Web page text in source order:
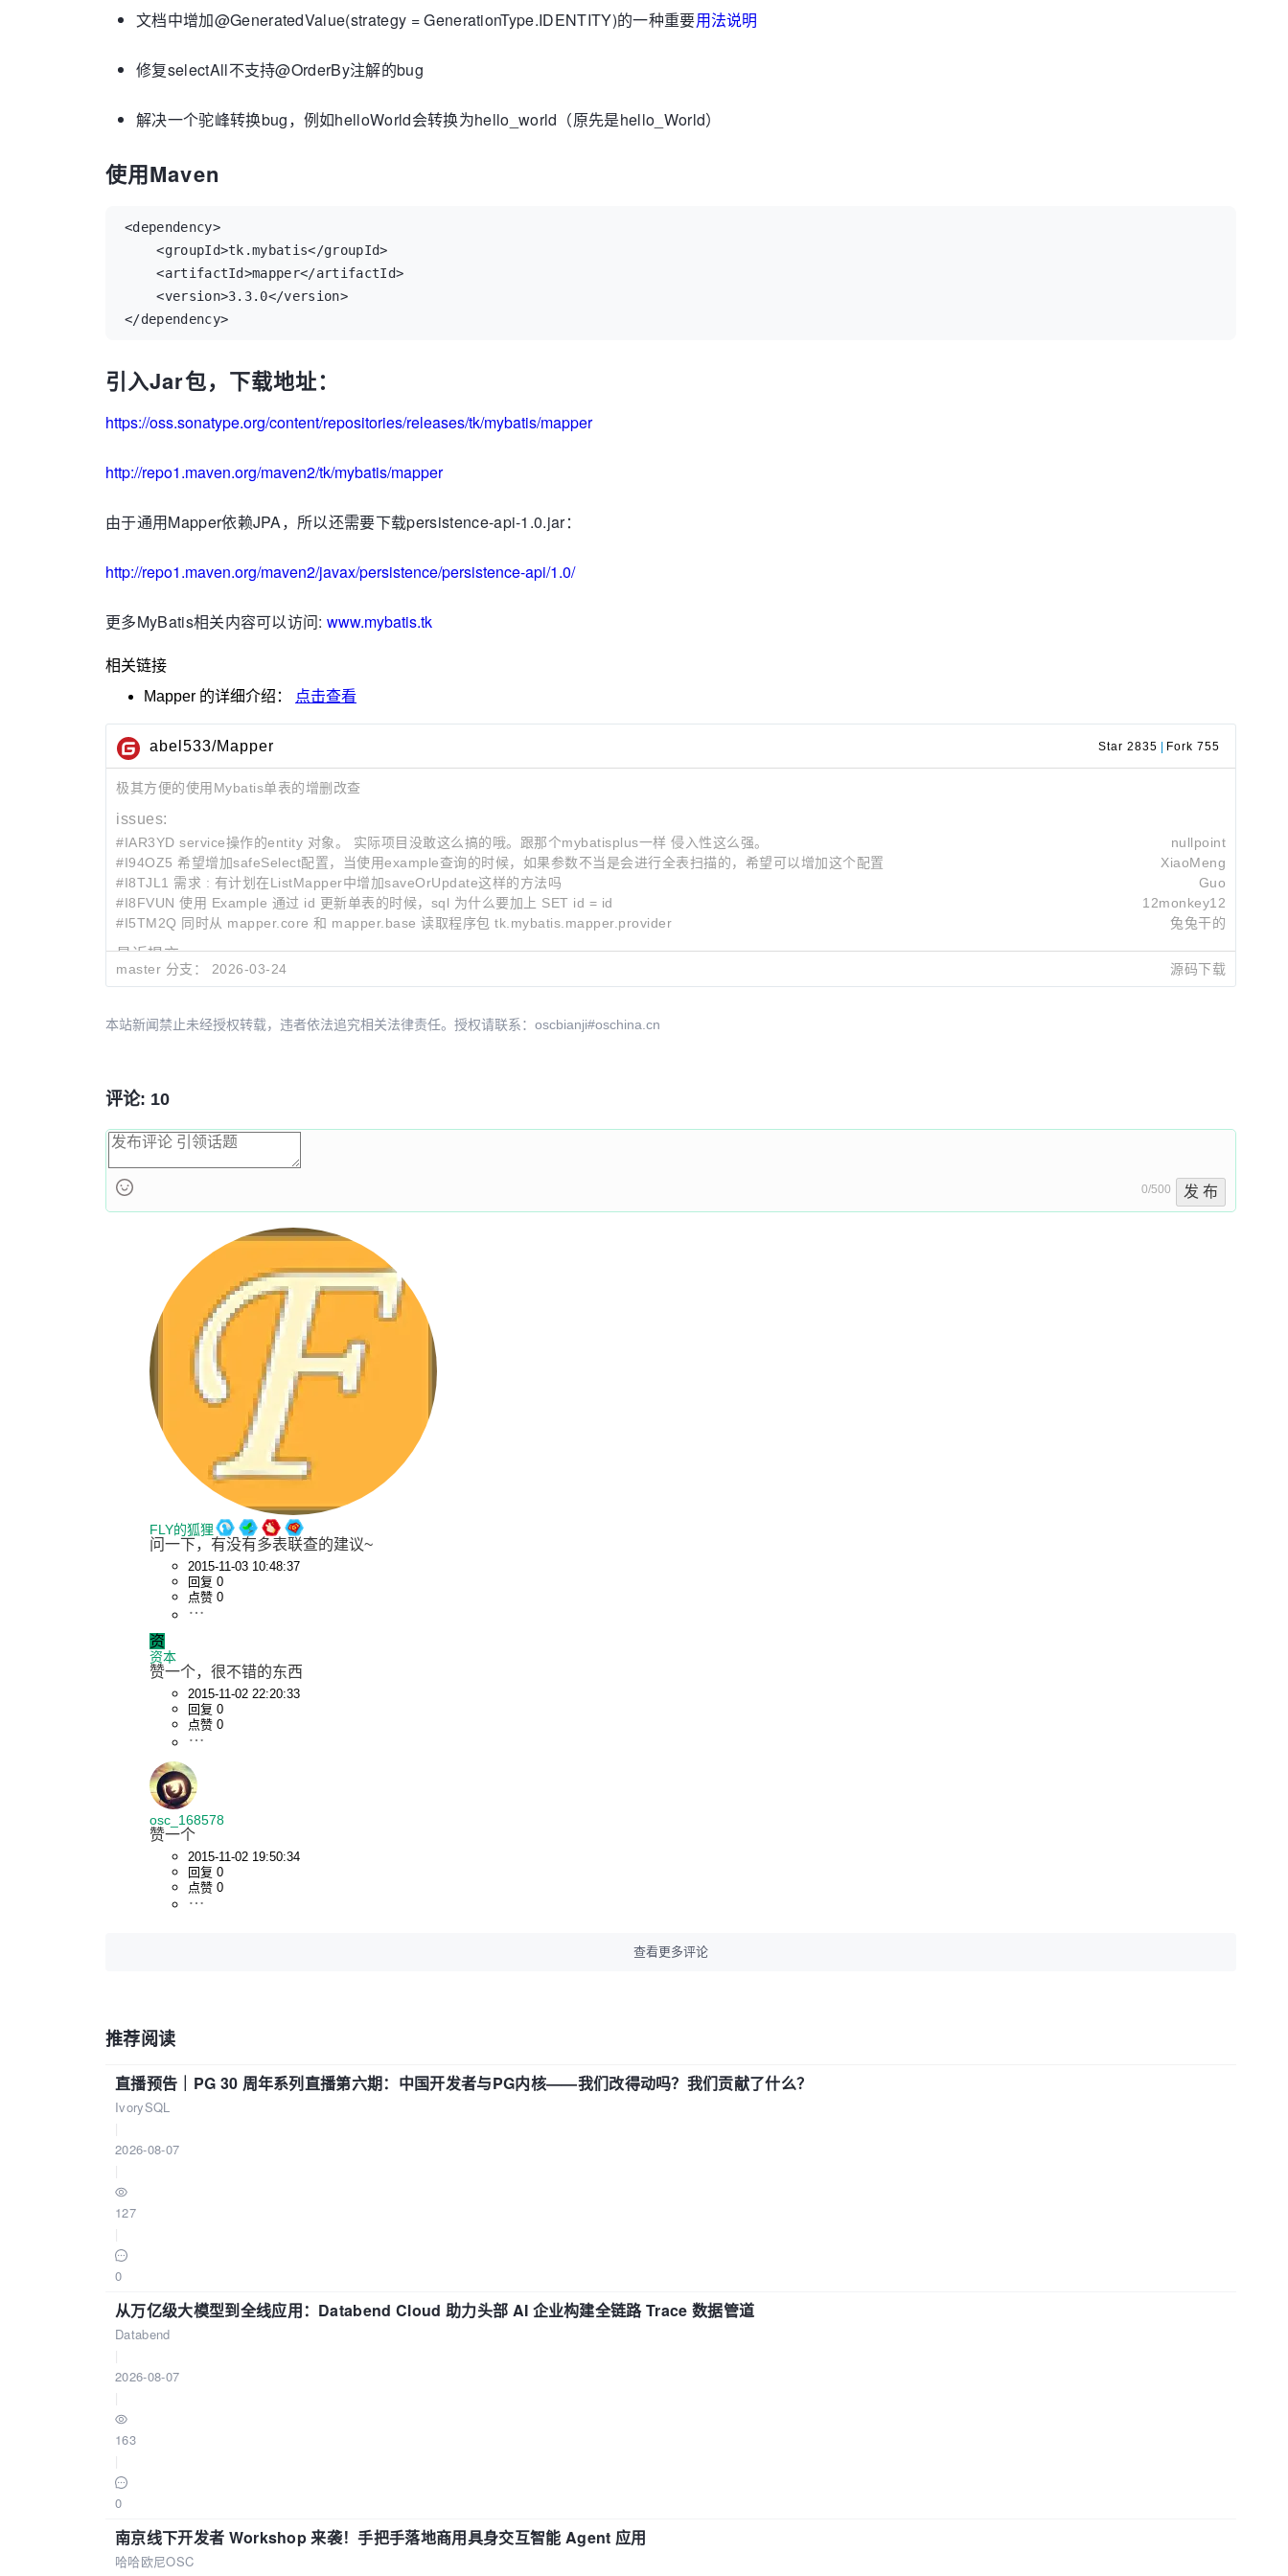
文档中增加@GeneratedValue(strategy = GenerationType.IDENTITY)的一种重要用法说明
修复selectAll不支持@OrderBy注解的bug
解决一个驼峰转换bug，例如helloWorld会转换为hello_world（原先是hello_World）
使用Maven
<dependency>
<groupId>tk.mybatis</groupId>
<artifactId>mapper</artifactId>
<version>3.3.0</version>
</dependency>
引入Jar包，下载地址：
https://oss.sonatype.org/content/repositories/releases/tk/mybatis/mapper
http://repo1.maven.org/maven2/tk/mybatis/mapper
由于通用Mapper依赖JPA，所以还需要下载persistence-api-1.0.jar：
http://repo1.maven.org/maven2/javax/persistence/persistence-api/1.0/
更多MyBatis相关内容可以访问:www.mybatis.tk
相关链接
Mapper 的详细介绍： 点击查看
abel533/Mapper Star 2835 Fork 755
极其方便的使用Mybatis单表的增删改查
issues:
#IAR3YD service操作的entity 对象。 实际项目没敢这么搞的哦。跟那个mybatisplus一样 侵入性这么强。
nullpoint
#I94OZ5 希望增加safeSelect配置，当使用example查询的时候，如果参数不当是会进行全表扫描的，希望可以增加这个配置
XiaoMeng
#I8TJL1 需求 : 有计划在ListMapper中增加saveOrUpdate这样的方法吗
Guo
#I8FVUN 使用 Example 通过 id 更新单表的时候，sql 为什么要加上 SET id = id
12monkey12
#I5TM2Q 同时从 mapper.core 和 mapper.base 读取程序包 tk.mybatis.mapper.provider
兔兔干的
最近提交:
1978fac5 Update sponsorship banner image in README
2026-03-24 20:17
8568b9ad
chore: update version to 6.0.0 and adjust dependencies in...
master 分支： 2026-03-24 源码下载
本站新闻禁止未经授权转载，违者依法追究相关法律责任。授权请联系：oscbianji#oschina.cn
评论: 10
0/500 发 布
FLY的狐狸
问一下，有没有多表联查的建议~
2015-11-03 10:48:37
回复 0
点赞 0
资
资本
赞一个，很不错的东西
2015-11-02 22:20:33
回复 0
点赞 0
osc_168578
赞一个
2015-11-02 19:50:34
回复 0
点赞 0
查看更多评论
推荐阅读
直播预告｜PG 30 周年系列直播第六期：中国开发者与PG内核——我们改得动吗？我们贡献了什么？
IvorySQL
2026-08-07
127
0
从万亿级大模型到全线应用：Databend Cloud 助力头部 AI 企业构建全链路 Trace 数据管道
Databend
2026-08-07
163
0
南京线下开发者 Workshop 来袭！手把手落地商用具身交互智能 Agent 应用
哈哈欧尼OSC